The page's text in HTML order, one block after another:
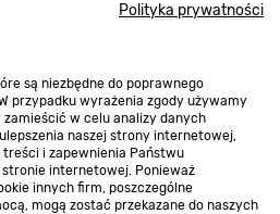
Polityka prywatności
są niezbędne do poprawnego
przypadku wyrażenia zgody używamy
w celu analizy danych
naszej strony internetowej,
i zapewnienia Państwu
stronie internetowej. Ponieważ
innych firm, poszczególne
mogą zostać przekazane do naszych